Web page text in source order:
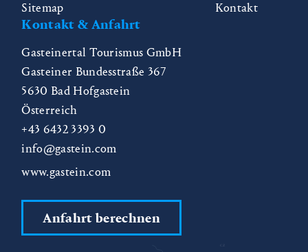
Sitemap
Kontakt
Kontakt & Anfahrt
Gasteinertal Tourismus GmbH
Gasteiner Bundesstraße 367
5630 Bad Hofgastein
Österreich
+43 6432 3393 0
info@gastein.com
www.gastein.com
Anfahrt berechnen
CZ